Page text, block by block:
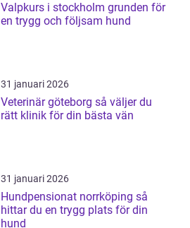
Valpkurs i stockholm grunden för
en trygg och följsam hund
31 januari 2026
Veterinär göteborg så väljer du
rätt klinik för din bästa vän
31 januari 2026
Hundpensionat norrköping så
hittar du en trygg plats för din
hund